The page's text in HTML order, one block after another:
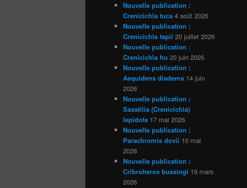
Nouvelle publication :
Crenicichla tuca 4 août 2026
Nouvelle publication :
Crenicichla tapii 20 juillet 2026
Nouvelle publication :
Crenicichla hu 20 juin 2026
Nouvelle publication :
Aequidens diadema 14 juin
2026
Nouvelle publication :
Saxatilia (Crenicichla)
lepidota 17 mai 2026
Nouvelle publication :
Parachromis dovii 10 mai
2026
Nouvelle publication :
Cribroheros bussingi 19 mars
2026